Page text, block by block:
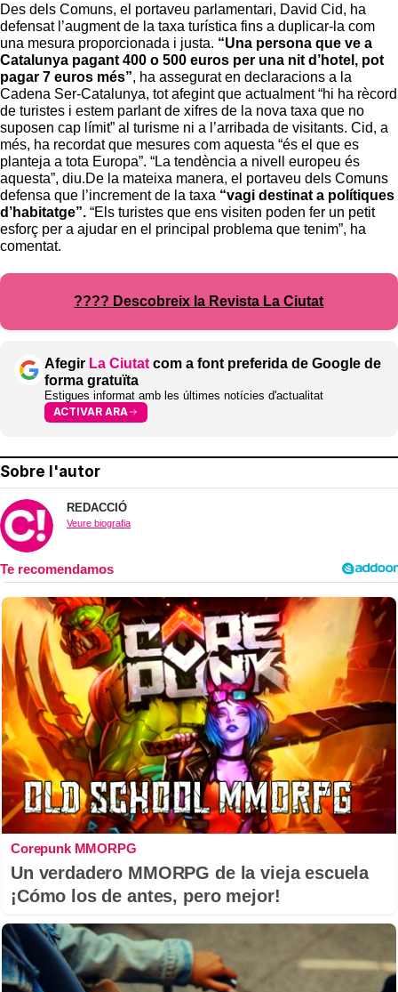
Des dels Comuns, el portaveu parlamentari, David Cid, ha
defensat l’augment de la taxa turística fins a duplicar-la com
una mesura proporcionada i justa. “Una persona que ve a
Catalunya pagant 400 o 500 euros per una nit d’hotel, pot
pagar 7 euros més”, ha assegurat en declaracions a la
Cadena Ser-Catalunya, tot afegint que actualment “hi ha rècord
de turistes i estem parlant de xifres de la nova taxa que no
suposen cap límit” al turisme ni a l’arribada de visitants. Cid, a
més, ha recordat que mesures com aquesta “és el que es
planteja a tota Europa”. “La tendència a nivell europeu és
aquesta”, diu.De la mateixa manera, el portaveu dels Comuns
defensa que l’increment de la taxa “vagi destinat a polítiques
d’habitatge”. “Els turistes que ens visiten poden fer un petit
esforç per a ajudar en el principal problema que tenim”, ha
comentat.
???? Descobreix la Revista La Ciutat
Afegir La Ciutat com a font preferida de Google de
forma gratuïta
Estigues informat amb les últimes notícies d'actualitat
ACTIVAR ARA
Sobre l'autor
REDACCIÓ
Veure biografia
Corepunk MMORPG
Un verdadero MMORPG de la vieja escuela
¡Cómo los de antes, pero mejor!